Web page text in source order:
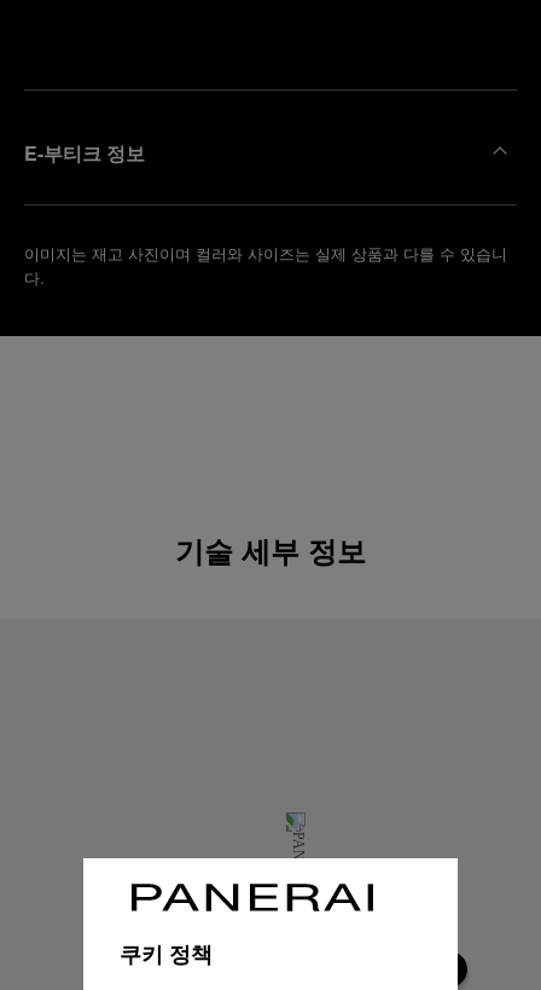
E-부티크 정보
이미지는 재고 사진이며 컬러와 사이즈는 실제 상품과 다를 수 있습니
다.
기술 세부 정보
쿠키 정책